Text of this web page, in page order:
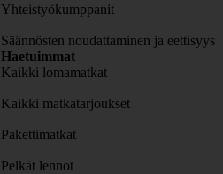
Yhteistyökumppanit
Säännösten noudattaminen ja eettisyys
Haetuimmat
Kaikki lomamatkat
Kaikki matkatarjoukset
Pakettimatkat
Pelkät lennot